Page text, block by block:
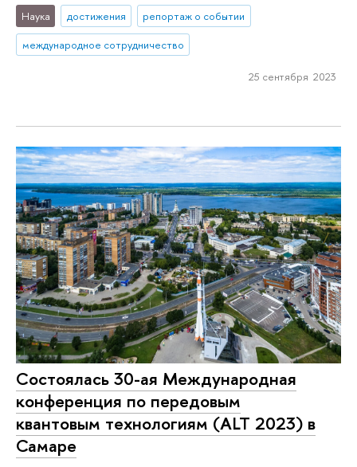
Наука достижения
репортаж о событии
международное сотрудничество
25 сентября 2023
Состоялась 30-ая Международная
конференция по передовым
квантовым технологиям (ALT 2023) в
Самаре